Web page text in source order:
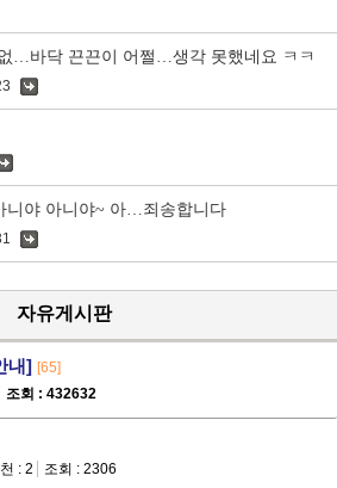
…바닥 끈끈이 어쩔…생각 못했네요 ㅋㅋ
니야 아니야~ 아…죄송합니다
자유게시판
내] [65]
조회 : 432632
: 2 조회 : 2306